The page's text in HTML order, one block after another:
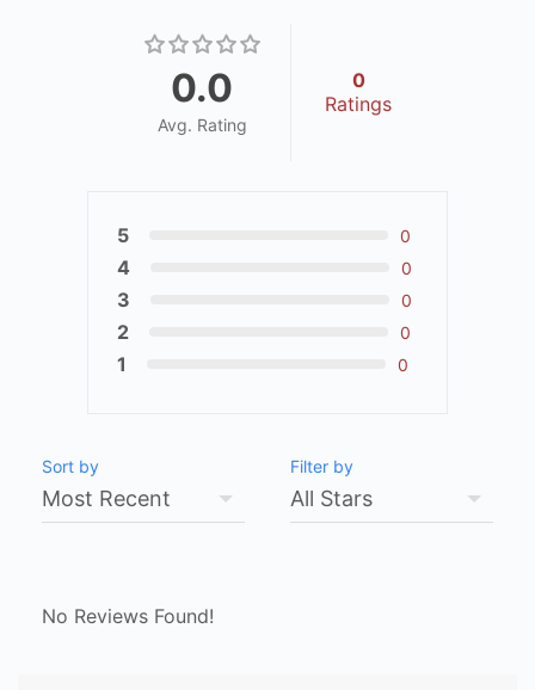
0.0
Avg. Rating
0
Ratings
5 0
4 0
3 0
2 0
1 0
Sort by Filter by
No Reviews Found!